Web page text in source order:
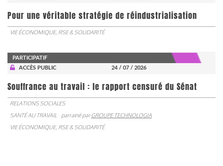
Pour une véritable stratégie de réindustrialisation
VIE ÉCONOMIQUE, RSE & SOLIDARITÉ
PARTICIPATIF
ACCÈS PUBLIC
24 / 07 / 2026
Souffrance au travail : le rapport censuré du Sénat
RELATIONS SOCIALES
SANTÉ AU TRAVAIL
parrainé parGROUPE TECHNOLOGIA
VIE ÉCONOMIQUE, RSE & SOLIDARITÉ